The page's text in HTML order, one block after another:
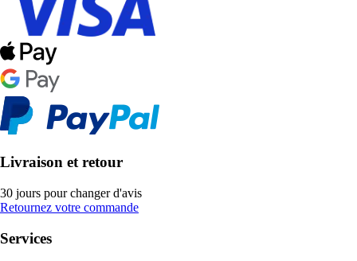
Livraison et retour
30 jours pour changer d'avis
Retournez votre commande
Services